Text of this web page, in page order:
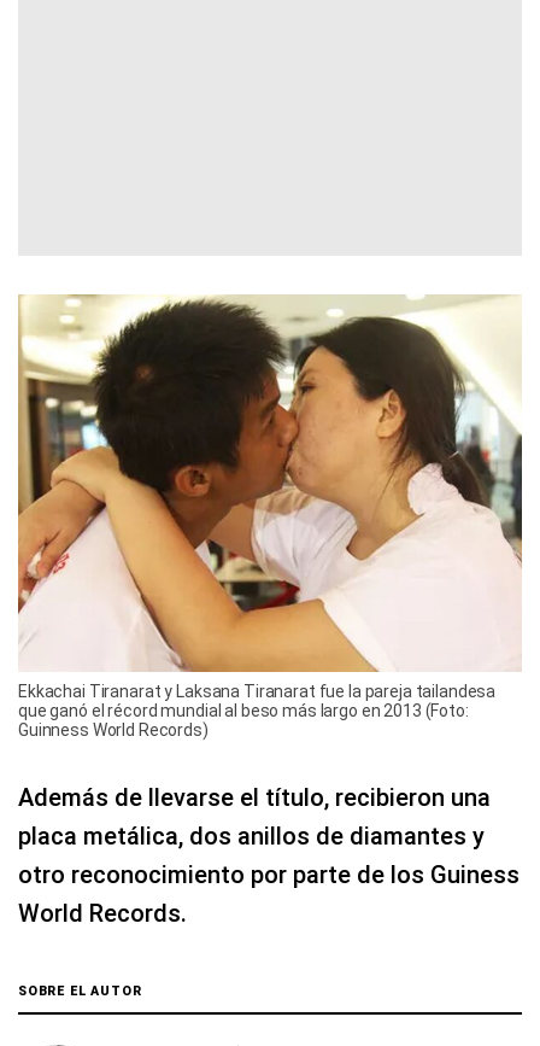
Ekkachai Tiranarat y Laksana Tiranarat fue la pareja tailandesa
que ganó el récord mundial al beso más largo en 2013 (Foto:
Guinness World Records)
Además de llevarse el título, recibieron una
placa metálica, dos anillos de diamantes y
otro reconocimiento por parte de los Guiness
World Records.
SOBRE EL AUTOR